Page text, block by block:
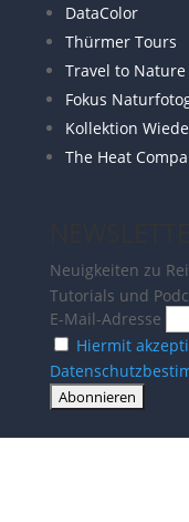
DataColor
Thürmer Tours
Travel to Nature
Fokus
Kollektion
The Heat
Neuigkeiten zu
Tutorials und
E-Mail-Adresse
Hiermit